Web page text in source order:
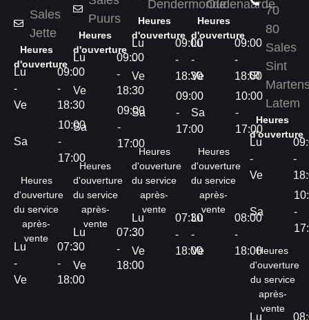
Sales
Jette
Heures
d'ouverture
Lu
-
Ve
09:00
-
18:30
Sa
10:00
-
17:00
Heures
d'ouverture
du service
après-
vente
Lu
-
Ve
07:30
-
18:00
Puurs
Heures
d'ouverture
Lu
-
Ve
09:00
-
18:30
Sa
09:00
-
17:00
Heures
d'ouverture
du service
après-
vente
Lu
-
Ve
07:30
-
18:00
Dendermonde
Heures
d'ouverture
Lu
-
Ve
09:00
-
18:30
Sa
09:00
-
17:00
Heures
d'ouverture
du service
après-
vente
Lu
-
Ve
07:30
-
18:00
Oudenaarde
Heures
d'ouverture
Lu
-
Ve
09:00
-
18:00
Sa
10:00
-
17:00
Heures
d'ouverture
du service
après-
vente
Lu
-
Ve
08:00
-
18:00
70
80
Sales
Sint
Latem
Heures
d'ouverture
Lu
-
Ve
-
Sa
-
Heures
d'ouverture
du service
après-
vente
Lu